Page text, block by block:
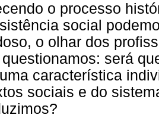
o processo
social
o olhar dos
será
característica
sociais e do